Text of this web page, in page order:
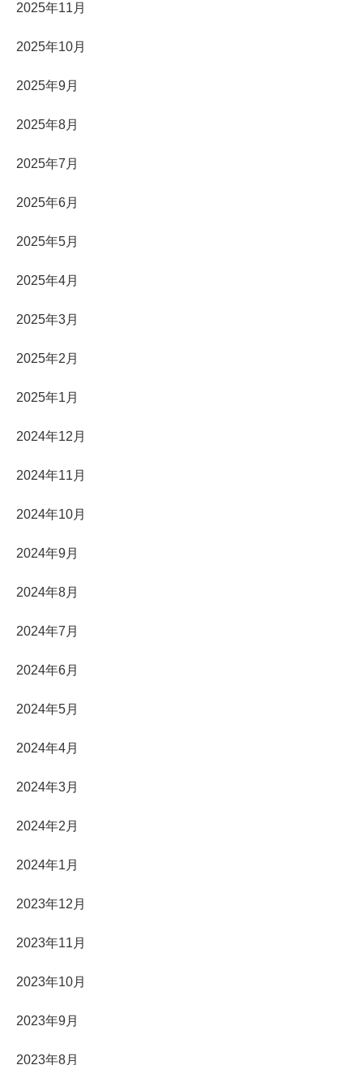
2025年11月
2025年10月
2025年9月
2025年8月
2025年7月
2025年6月
2025年5月
2025年4月
2025年3月
2025年2月
2025年1月
2024年12月
2024年11月
2024年10月
2024年9月
2024年8月
2024年7月
2024年6月
2024年5月
2024年4月
2024年3月
2024年2月
2024年1月
2023年12月
2023年11月
2023年10月
2023年9月
2023年8月